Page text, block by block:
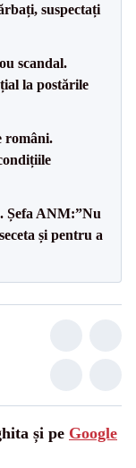
suspectați
scandal.
la postările
români.
Șefa ANM:”Nu
și pentru a
și pe Google